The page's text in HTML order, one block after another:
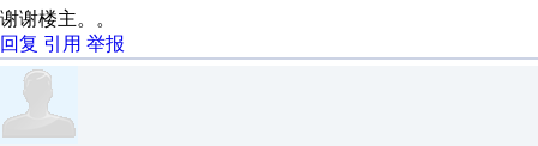
谢谢楼主。。
回复 引用 举报